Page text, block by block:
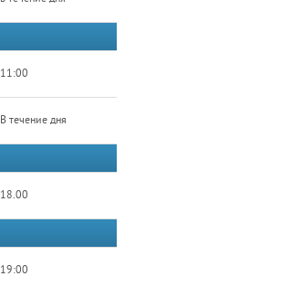
11:00
В течение дня
18.00
19:00